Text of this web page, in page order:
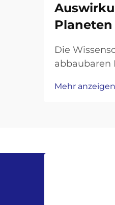
Planeten
Die
abbaubaren
Planeten
Mehr anzeigen